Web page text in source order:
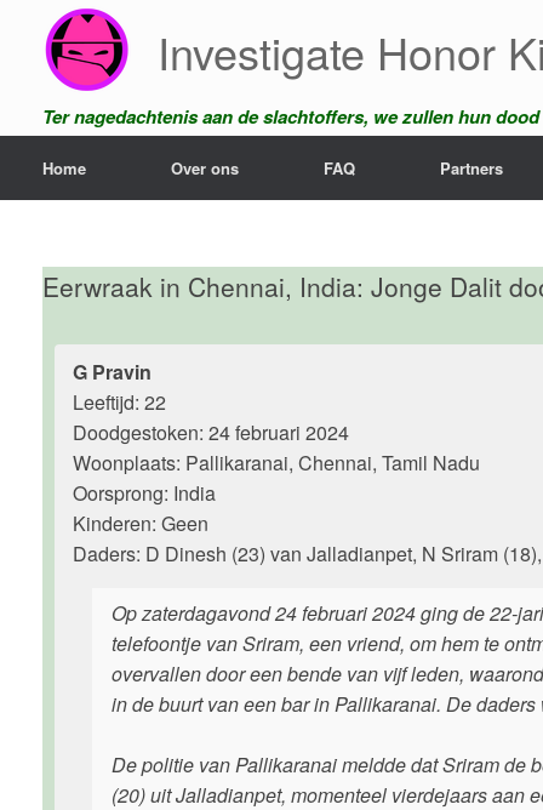
Investigate Honor
Ter nagedachtenis aan de slachtoffers, we zullen hun
Home Over ons FAQ Partners
Eerwraak in Chennai, India: Jonge Dalit
G Pravin
Leeftijd: 22
Doodgestoken: 24 februari 2024
Woonplaats: Pallikaranai, Chennai, Tamil Nadu
Oorsprong: India
Kinderen: Geen
Daders: D Dinesh (23) van Jalladianpet, N Sriram
Op zaterdagavond 24 februari 2024 ging de 22-
telefoontje van Sriram, een vriend, om hem te
overvallen door een bende van vijf leden,
in de buurt van een bar in Pallikaranai. De
De politie van Pallikaranai meldde dat Sriram de
(20) uit Jalladianpet, momenteel vierdejaars aan